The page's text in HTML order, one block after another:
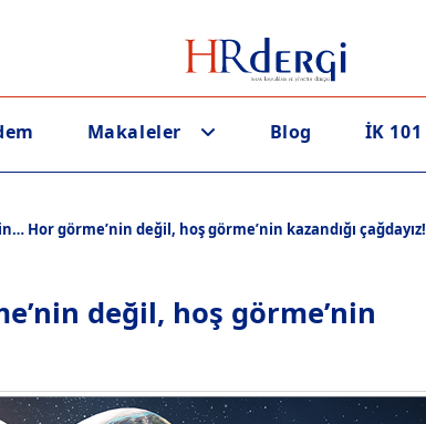
Makaleler Blog İK 101
Hor görme’nin değil, hoş görme’nin kazandığı çağdayız!
değil, hoş görme’nin